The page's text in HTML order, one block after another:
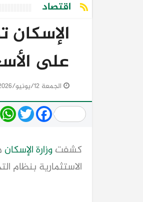
اقتصاد
على
الجمعة 12/يونيو/2026 - 08:30 ص
WhatsApp
TwitterFacebook
كشفتوزارةالإسكان
الاستثمارية بنظام